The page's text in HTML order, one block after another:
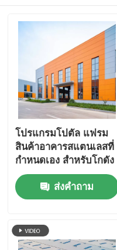
โปรแกรมโปตัล แฟรม
สินค้าอาคารสแตนเลสที่
กําหนดเอง สําหรับโกดัง
โรงงานและโรงเรียน
ส่งคำถาม